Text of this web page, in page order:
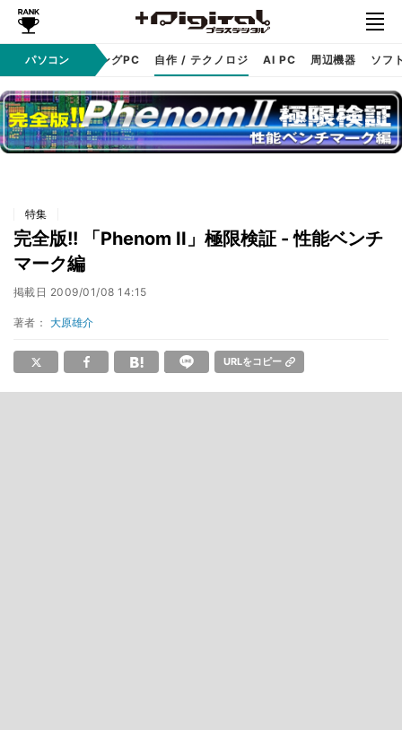
パソコン
PC本体 ゲーミングPC 自作 / テクノロジ AI PC 周辺機器 ソフ
特集
完全版!! 「Phenom II」極限検証 - 性能ベンチ
マーク編
掲載日 2009/01/08 14:15
著者： 大原雄介
URLをコピー